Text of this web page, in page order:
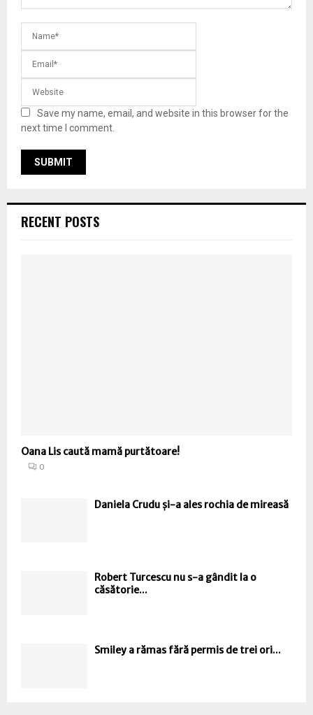
Save my name, email, and website in this browser for the
next time I comment.
RECENT POSTS
Oana Lis caută mamă purtătoare!
0
Daniela Crudu și-a ales rochia de mireasă
Robert Turcescu nu s-a gândit la o
căsătorie...
Smiley a rămas fără permis de trei ori...